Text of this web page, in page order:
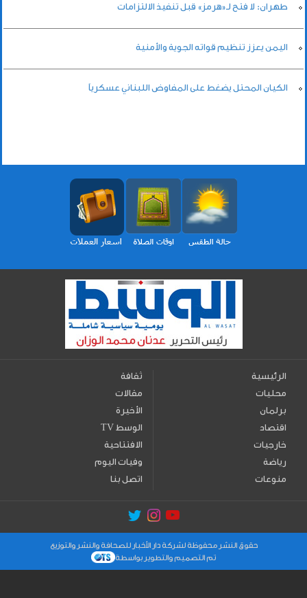
طهران: لا فتح لـ«هرمز» قبل تنفيذ الالتزامات
اليمن يعزز تنظيم قواته الجوية والأمنية
الكيان المحتل يضغط على المفاوض اللبناني عسكرياً
الرئيسية
محليات
برلمان
اقتصاد
خارجيات
رياضة
منوعات
ثقافة
مقالات
الأخيرة
TV الوسط
الافتتاحية
وفيات اليوم
اتصل بنا
حقوق النشر محفوظة لشركة دار الأخبار للصحافة والنشر والتوزيع
تم التصميم والتطوير بواسطة